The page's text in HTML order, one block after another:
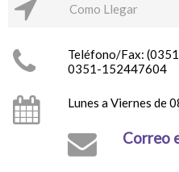
Como Llegar
Teléfono/Fax:
0351-152447604
Lunes a Viernes de
Correo